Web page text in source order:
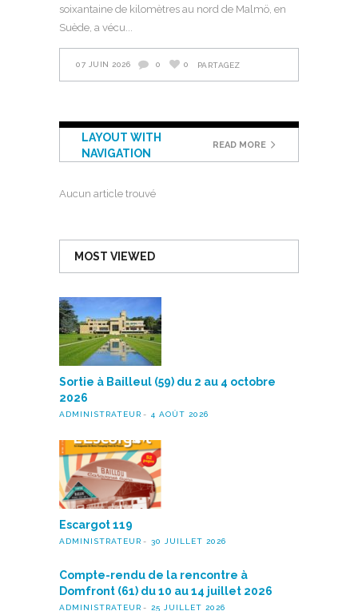
soixantaine de kilomètres au nord de Malmö, en
Suède, a vécu
07 JUIN 2026 0 0 PARTAGEZ
LAYOUT WITH
NAVIGATION
READ MORE
Aucun article trouvé
MOST VIEWED
Sortie à Bailleul (59) du 2 au 4 octobre
2026
ADMINISTRATEUR 4 AOÛT 2026
Escargot 119
ADMINISTRATEUR 30 JUILLET 2026
Compte-rendu de la rencontre à
Domfront (61) du 10 au 14 juillet 2026
ADMINISTRATEUR 25 JUILLET 2026